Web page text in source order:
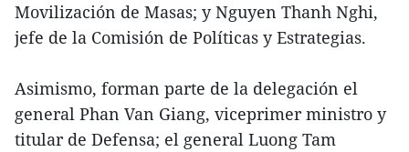
Movilización de Masas; y Nguyen Thanh Nghi,
jefe de la Comisión de Políticas y Estrategias.
Asimismo, forman parte de la delegación el
general Phan Van Giang, viceprimer ministro y
titular de Defensa; el general Luong Tam